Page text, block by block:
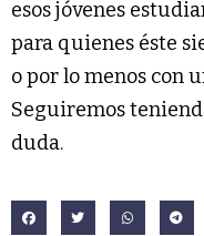
esos jóvenes
para quienes éste
o por lo menos con
Seguiremos
duda.